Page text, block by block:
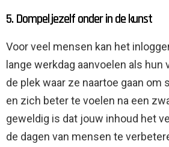
5. Dompel jezelf onder in de kunst
Voor veel mensen kan het
lange werkdag aanvoelen als hun
de plek waar ze naartoe gaan om
en zich beter te voelen na een
geweldig is dat jouw inhoud het
de dagen van mensen te